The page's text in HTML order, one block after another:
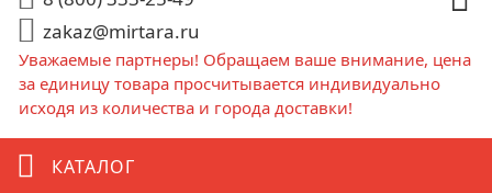
zakaz@mirtara.ru
Уважаемые партнеры! Обращаем ваше внимание, цена
за единицу товара просчитывается индивидуально
исходя из количества и города доставки!
КАТАЛОГ